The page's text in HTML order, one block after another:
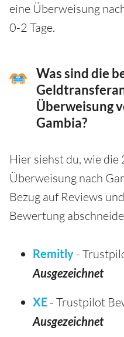
eine Überweisung
0-2 Tage.
Was sind die
Überweisung
Gambia?
Hier siehst du, wie
Überweisung nach
Bezug auf Reviews
Bewertung
Remitly -
Ausgezeichnet
XE - Trustpilot
Ausgezeichnet